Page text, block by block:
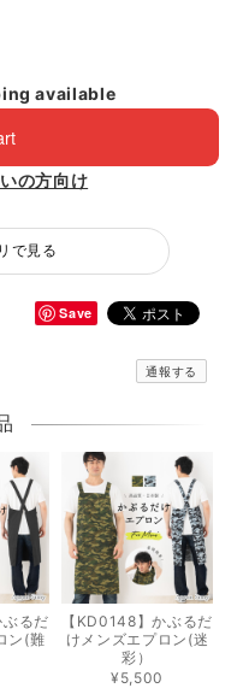
available
の方向け
で見る
Save
通報する
ぶるだ
ン(難
【KD0148】かぶるだ
けメンズエプロン(迷
彩）
¥5,500